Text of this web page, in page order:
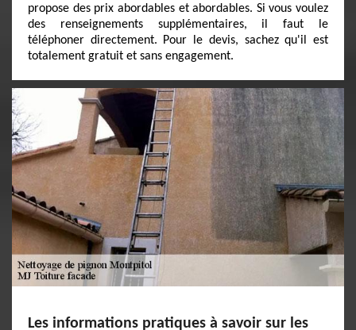
propose des prix abordables et abordables. Si vous voulez
des renseignements supplémentaires, il faut le
téléphoner directement. Pour le devis, sachez qu'il est
totalement gratuit et sans engagement.
Les informations pratiques à savoir sur les